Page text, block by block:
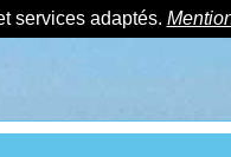
services adaptés.